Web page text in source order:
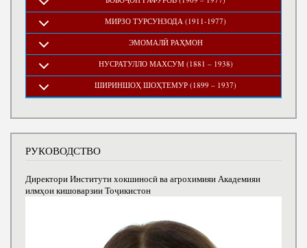
МИРЗО ТУРСУНЗОДА (1911-1977)
ЭМОМАЛӢ РАҲМОН
НУСРАТУЛЛО МАХСУМ (1881 – 1938)
ШИРИНШОҲ ШОҲТЕМУР (1899 – 1937)
РУКОВОДСТВО
Директори Институти хокшиносӣ ва агрохимияи Академияи
илмҳои кишоварзии Тоҷикистон